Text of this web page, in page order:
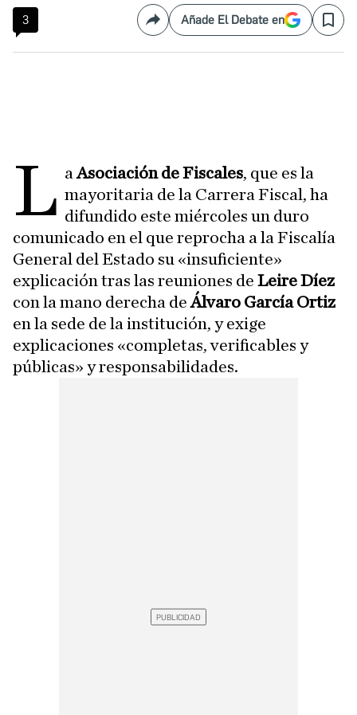
3 CompartirAñade El Debate en Save
L aAsociación de Fiscales, que es la
mayoritaria de la Carrera Fiscal, ha
difundido este miércoles un duro
comunicado en el que reprocha a la Fiscalía
General del Estado su «insuficiente»
explicación tras las reuniones de Leire Díez
con la mano derecha deÁlvaro García Ortiz
en la sede de la institución, y exige
explicaciones «completas, verificables y
públicas» y responsabilidades.